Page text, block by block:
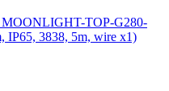
MOONLIGHT-TOP-G280-
IP65, 3838, 5m, wire x1)